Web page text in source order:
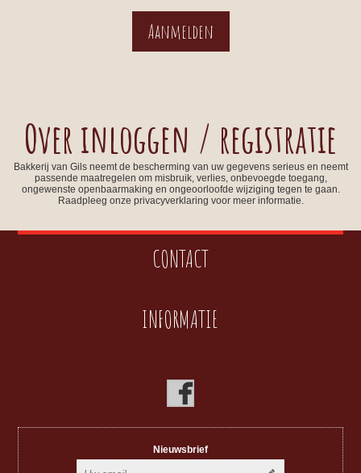
Over inloggen / registratie
Bakkerij van Gils neemt de bescherming van uw gegevens serieus en neemt
passende maatregelen om misbruik, verlies, onbevoegde toegang,
ongewenste openbaarmaking en ongeoorloofde wijziging tegen te gaan.
Raadpleeg onze privacyverklaring voor meer informatie.
CONTACT
INFORMATIE
Nieuwsbrief